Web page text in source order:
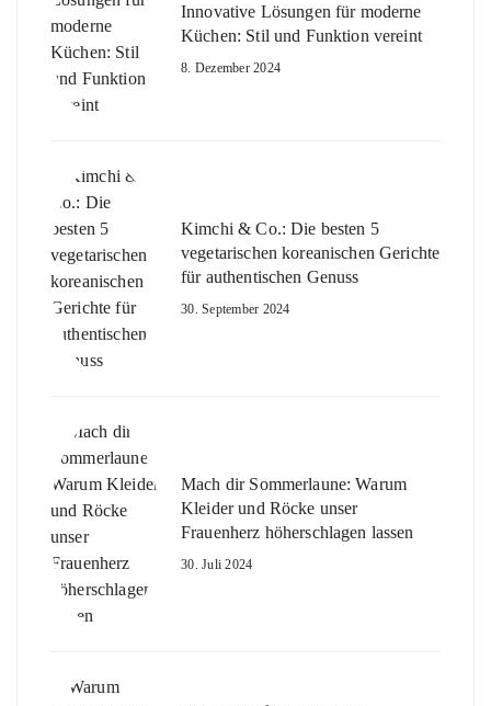
Innovative Lösungen für moderne
Küchen: Stil und Funktion vereint
8. Dezember 2024
Kimchi & Co.: Die besten 5
vegetarischen koreanischen Gerichte
für authentischen Genuss
30. September 2024
Mach dir Sommerlaune: Warum
Kleider und Röcke unser
Frauenherz höherschlagen lassen
30. Juli 2024